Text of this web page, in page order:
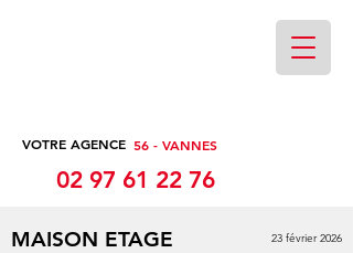
VOTRE AGENCE 56 - VANNES
02 97 61 22 76
MAISON ETAGE 23 février 2026